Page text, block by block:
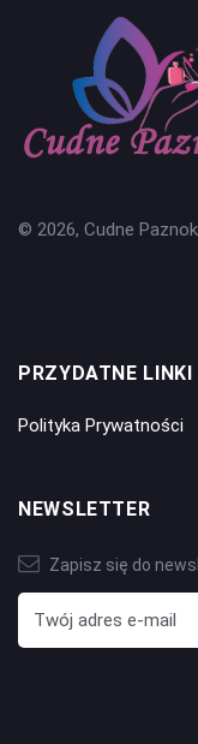
© 2026, Cudne
PRZYDATNE LINKI
Polityka Prywatności
NEWSLETTER
Zapisz się do